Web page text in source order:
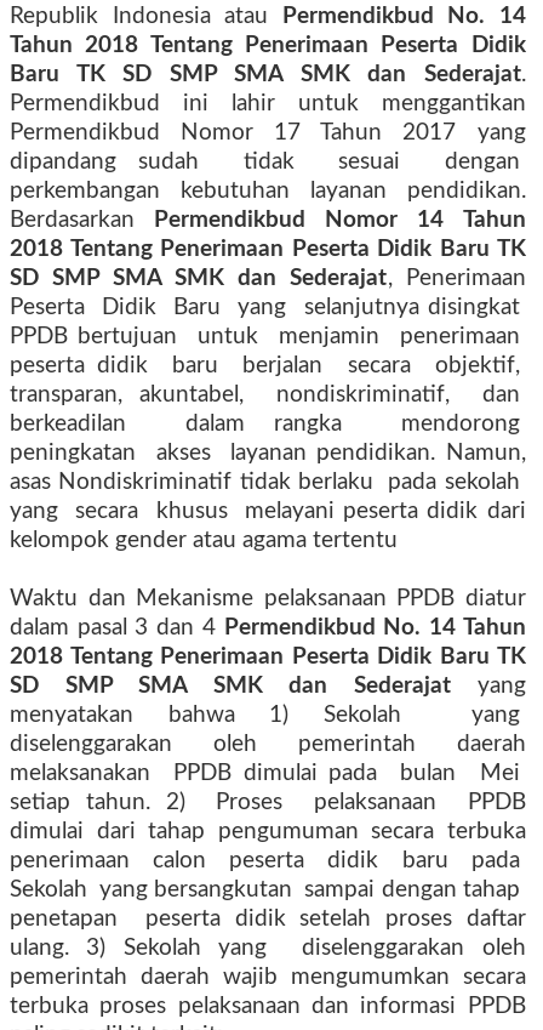
Republik Indonesia atau
Permendikbud No. 14
Tahun 2018 Tentang Penerimaan Peserta Didik
Baru TK SD SMP SMA SMK dan Sederajat.
Permendikbud ini lahir untuk menggantikan
Permendikbud Nomor 17 Tahun 2017 yang
dipandang sudah
tidak sesuai
dengan
perkembangan kebutuhan layanan pendidikan.
Berdasarkan
Permendikbud Nomor 14 Tahun
2018 Tentang Penerimaan Peserta Didik Baru TK
SD SMP SMA SMK dan Sederajat, Penerimaan
Peserta
Didik Baru yang
selanjutnya disingkat
PPDB bertujuan
untuk menjamin
penerimaan
peserta didik
baru berjalan secara
objektif,
transparan, akuntabel,
nondiskriminatif,
dan
berkeadilan
dalam rangka
mendorong
peningkatan
akses
layanan pendidikan. Namun,
asas Nondiskriminatif tidak berlaku
pada sekolah
yang
secara khusus
melayani peserta didik dari
kelompok gender atau agama tertentu
Waktu dan Mekanisme pelaksanaan PPDB diatur
dalam pasal 3 dan 4 Permendikbud No. 14 Tahun
2018 Tentang Penerimaan Peserta Didik Baru TK
SD SMP SMA SMK dan Sederajat yang
menyatakan bahwa 1) Sekolah
yang
diselenggarakan
oleh pemerintah
daerah
melaksanakan
PPDB dimulai pada bulan
Mei
setiap tahun. 2)
Proses pelaksanaan
PPDB
dimulai dari tahap pengumuman secara terbuka
penerimaan
calon peserta didik baru
pada
Sekolah yang bersangkutan
sampai dengan tahap
penetapan
peserta didik setelah proses daftar
ulang. 3) Sekolah
yang
diselenggarakan oleh
pemerintah daerah wajib mengumumkan secara
terbuka proses pelaksanaan dan informasi PPDB